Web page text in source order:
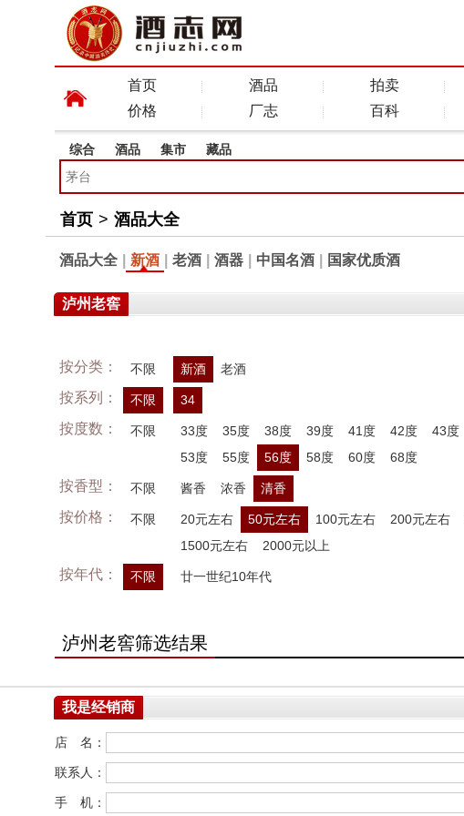
首页 酒品 拍卖
价格
厂志 百科
综合 酒品 集市 藏品
首页 > 酒品大全
酒品大全 新酒 老酒 酒器 中国名酒 国家优质酒
泸州老窖
按分类： 不限 新酒 老酒
按系列： 不限 34
按度数： 不限 33度 35度 38度 39度 41度 42度 43度
53度
55度 56度 58度 60度 68度
按香型： 不限 酱香 浓香 清香
按价格： 不限 20元左右 50元左右 100元左右 200元左右
1500元左右
2000元以上
按年代： 不限 廿一世纪10年代
泸州老窖筛选结果
我是经销商
店 名：
联系人：
手 机：